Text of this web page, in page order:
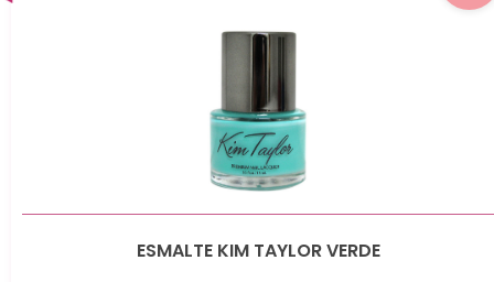
ESMALTE KIM TAYLOR VERDE